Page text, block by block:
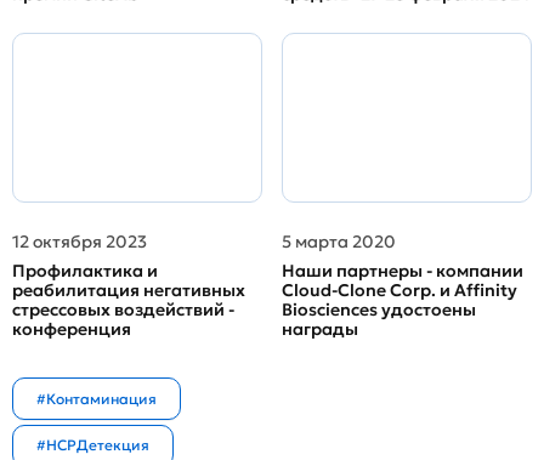
12 октября 2023
Профилактика и
реабилитация негативных
стрессовых воздействий -
конференция
5 марта 2020
Наши партнеры - компании
Cloud-Clone Corp. и Affinity
Biosciences удостоены
награды
#Контаминация
#HCPДетекция